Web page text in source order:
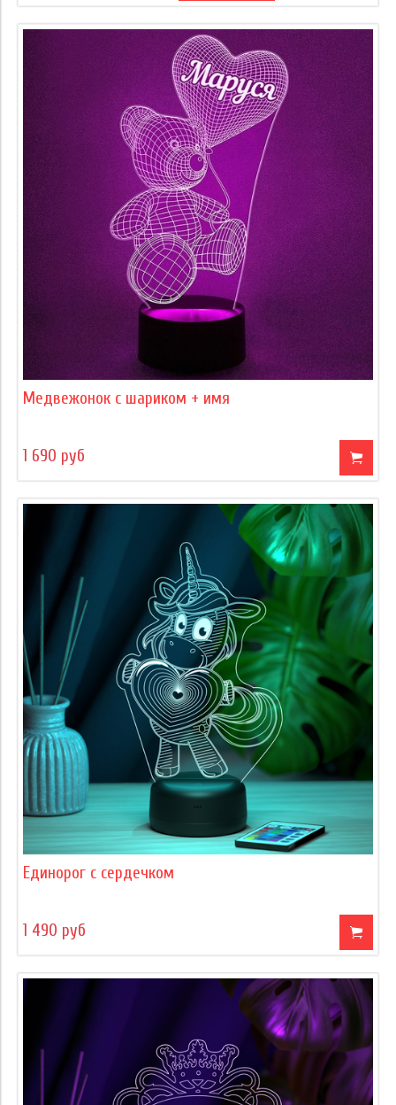
Медвежонок с шариком + имя
1 690 руб
Единорог с сердечком
1 490 руб